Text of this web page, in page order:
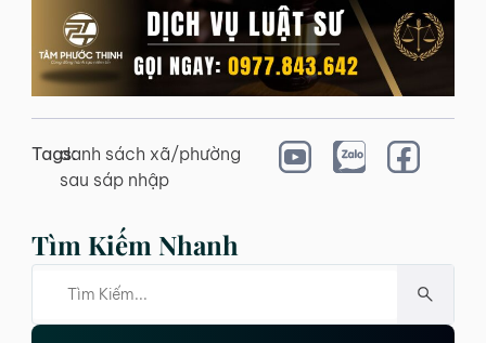
Tags:danh sách xã/phường
sau sáp nhập
Tìm Kiếm Nhanh